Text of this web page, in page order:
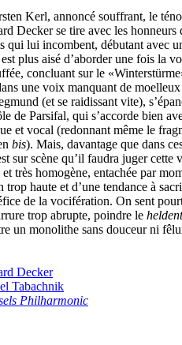
Kerl, annoncé souffrant, le
Decker se tire avec les honneurs
qui lui incombent, débutant avec
plus aisé d’aborder une fois la
concluant sur le
une voix manquant de moelleux
(et se raidissant vite),
de Parsifal, qui s’accorde bien
et vocal (redonnant même le
bis). Mais, davantage que dans
sur scène qu’il faudra juger cette
très homogène, entachée par
trop haute et d’une tendance à
de la vocifération. On sent
trop abrupte, poindre le
un monolithe sans douceur ni
Decker
Tabachnik
Philharmonic